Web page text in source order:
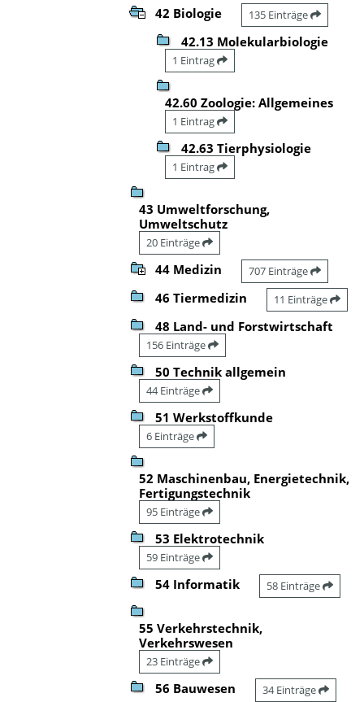
42 Biologie 135 Einträge
42.13 Molekularbiologie
1 Eintrag
42.60 Zoologie: Allgemeines
1 Eintrag
42.63 Tierphysiologie
1 Eintrag
43 Umweltforschung,
Umweltschutz
20 Einträge
44 Medizin 707 Einträge
46 Tiermedizin 11 Einträge
48 Land- und Forstwirtschaft
156 Einträge
50 Technik allgemein
44 Einträge
51 Werkstoffkunde
6 Einträge
52 Maschinenbau, Energietechnik,
Fertigungstechnik
95 Einträge
53 Elektrotechnik
59 Einträge
54 Informatik 58 Einträge
55 Verkehrstechnik,
Verkehrswesen
23 Einträge
56 Bauwesen 34 Einträge